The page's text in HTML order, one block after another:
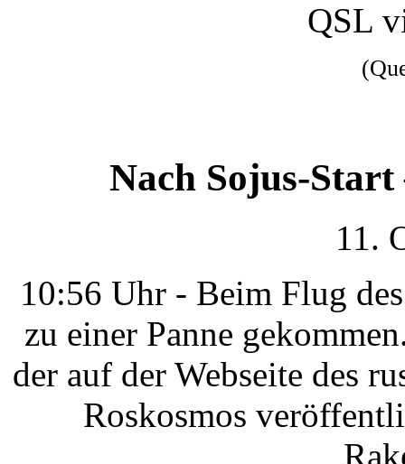
QSL
Nach Sojus-
11.
10:56 Uhr - Beim Flug
zu einer Panne
der auf der Webseite des
Roskosmos